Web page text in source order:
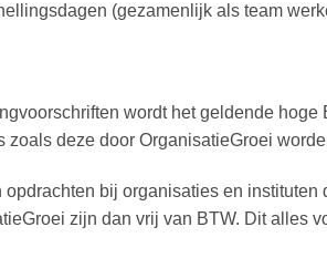
(gezamenlijk als team
wordt het geldende
zoals deze door OrganisatieGroei
bij organisaties en
zijn dan vrij van BTW. Dit alles